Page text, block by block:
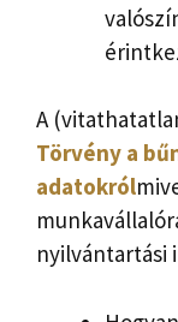
A
Törvény a
adatokról
nyilvántartási